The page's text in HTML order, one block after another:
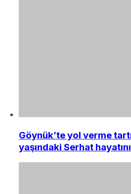
Göynük’te yol verme
yaşındaki Serhat